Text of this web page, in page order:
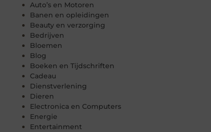
Auto’s en Motoren
Banen en opleidingen
Beauty en verzorging
Bedrijven
Bloemen
Blog
Boeken en Tijdschriften
Cadeau
Dienstverlening
Dieren
Electronica en Computers
Energie
Entertainment